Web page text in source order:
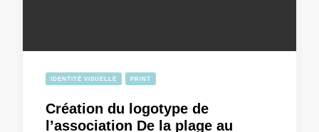
IDENTITÉ VISUELLE PRINT
Création du logotype de
l’association De la plage au